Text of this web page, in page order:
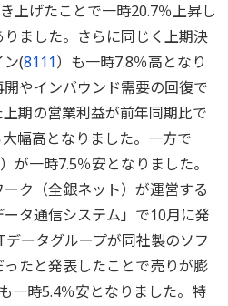
上げたことで一時20.7％上昇し
ました。さらに同じく上期決
ン(8111）も一時7.8％高となり
やインバウンド需要の回復で
期の営業利益が前年同期比で
幅高となりました。一方で
）が一時7.5％安となりました。
ク（全銀ネット）が運営する
タ通信システム」で10月に発
ータグループが同社製のソフ
たと発表したことで売りが膨
一時5.4％安となりました。特